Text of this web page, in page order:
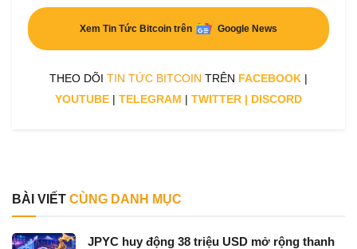
Xem Tin Tức Bitcoin trên Google News
THEO DÕI TIN TỨC BITCOIN TRÊN FACEBOOK |
YOUTUBE | TELEGRAM | TWITTER | DISCORD
BÀI VIẾT CÙNG DANH MỤC
JPYC huy động 38 triệu USD mở rộng thanh